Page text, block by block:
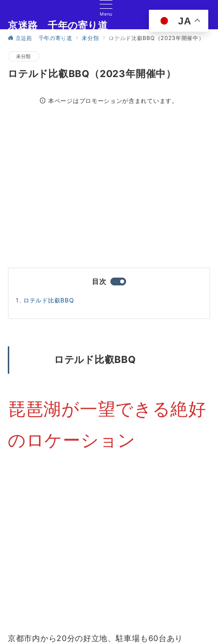
Menu
京迷路 千年の寄り道
京都の観光イベント・グルメ・ショッピングの情報サイト
京迷路 千年の寄り道 未分類 ロテルド比叡BBQ（2023年開催中）
未分類
ロテルド比叡BBQ（2023年開催中）
本ページはプロモーションが含まれています。
目次
ロテルド比叡BBQ
ロテルド比叡BBQ
琵琶湖が一望できる絶好
のロケーション
京都市内から20分の好立地、駐車場も60台あり
JA